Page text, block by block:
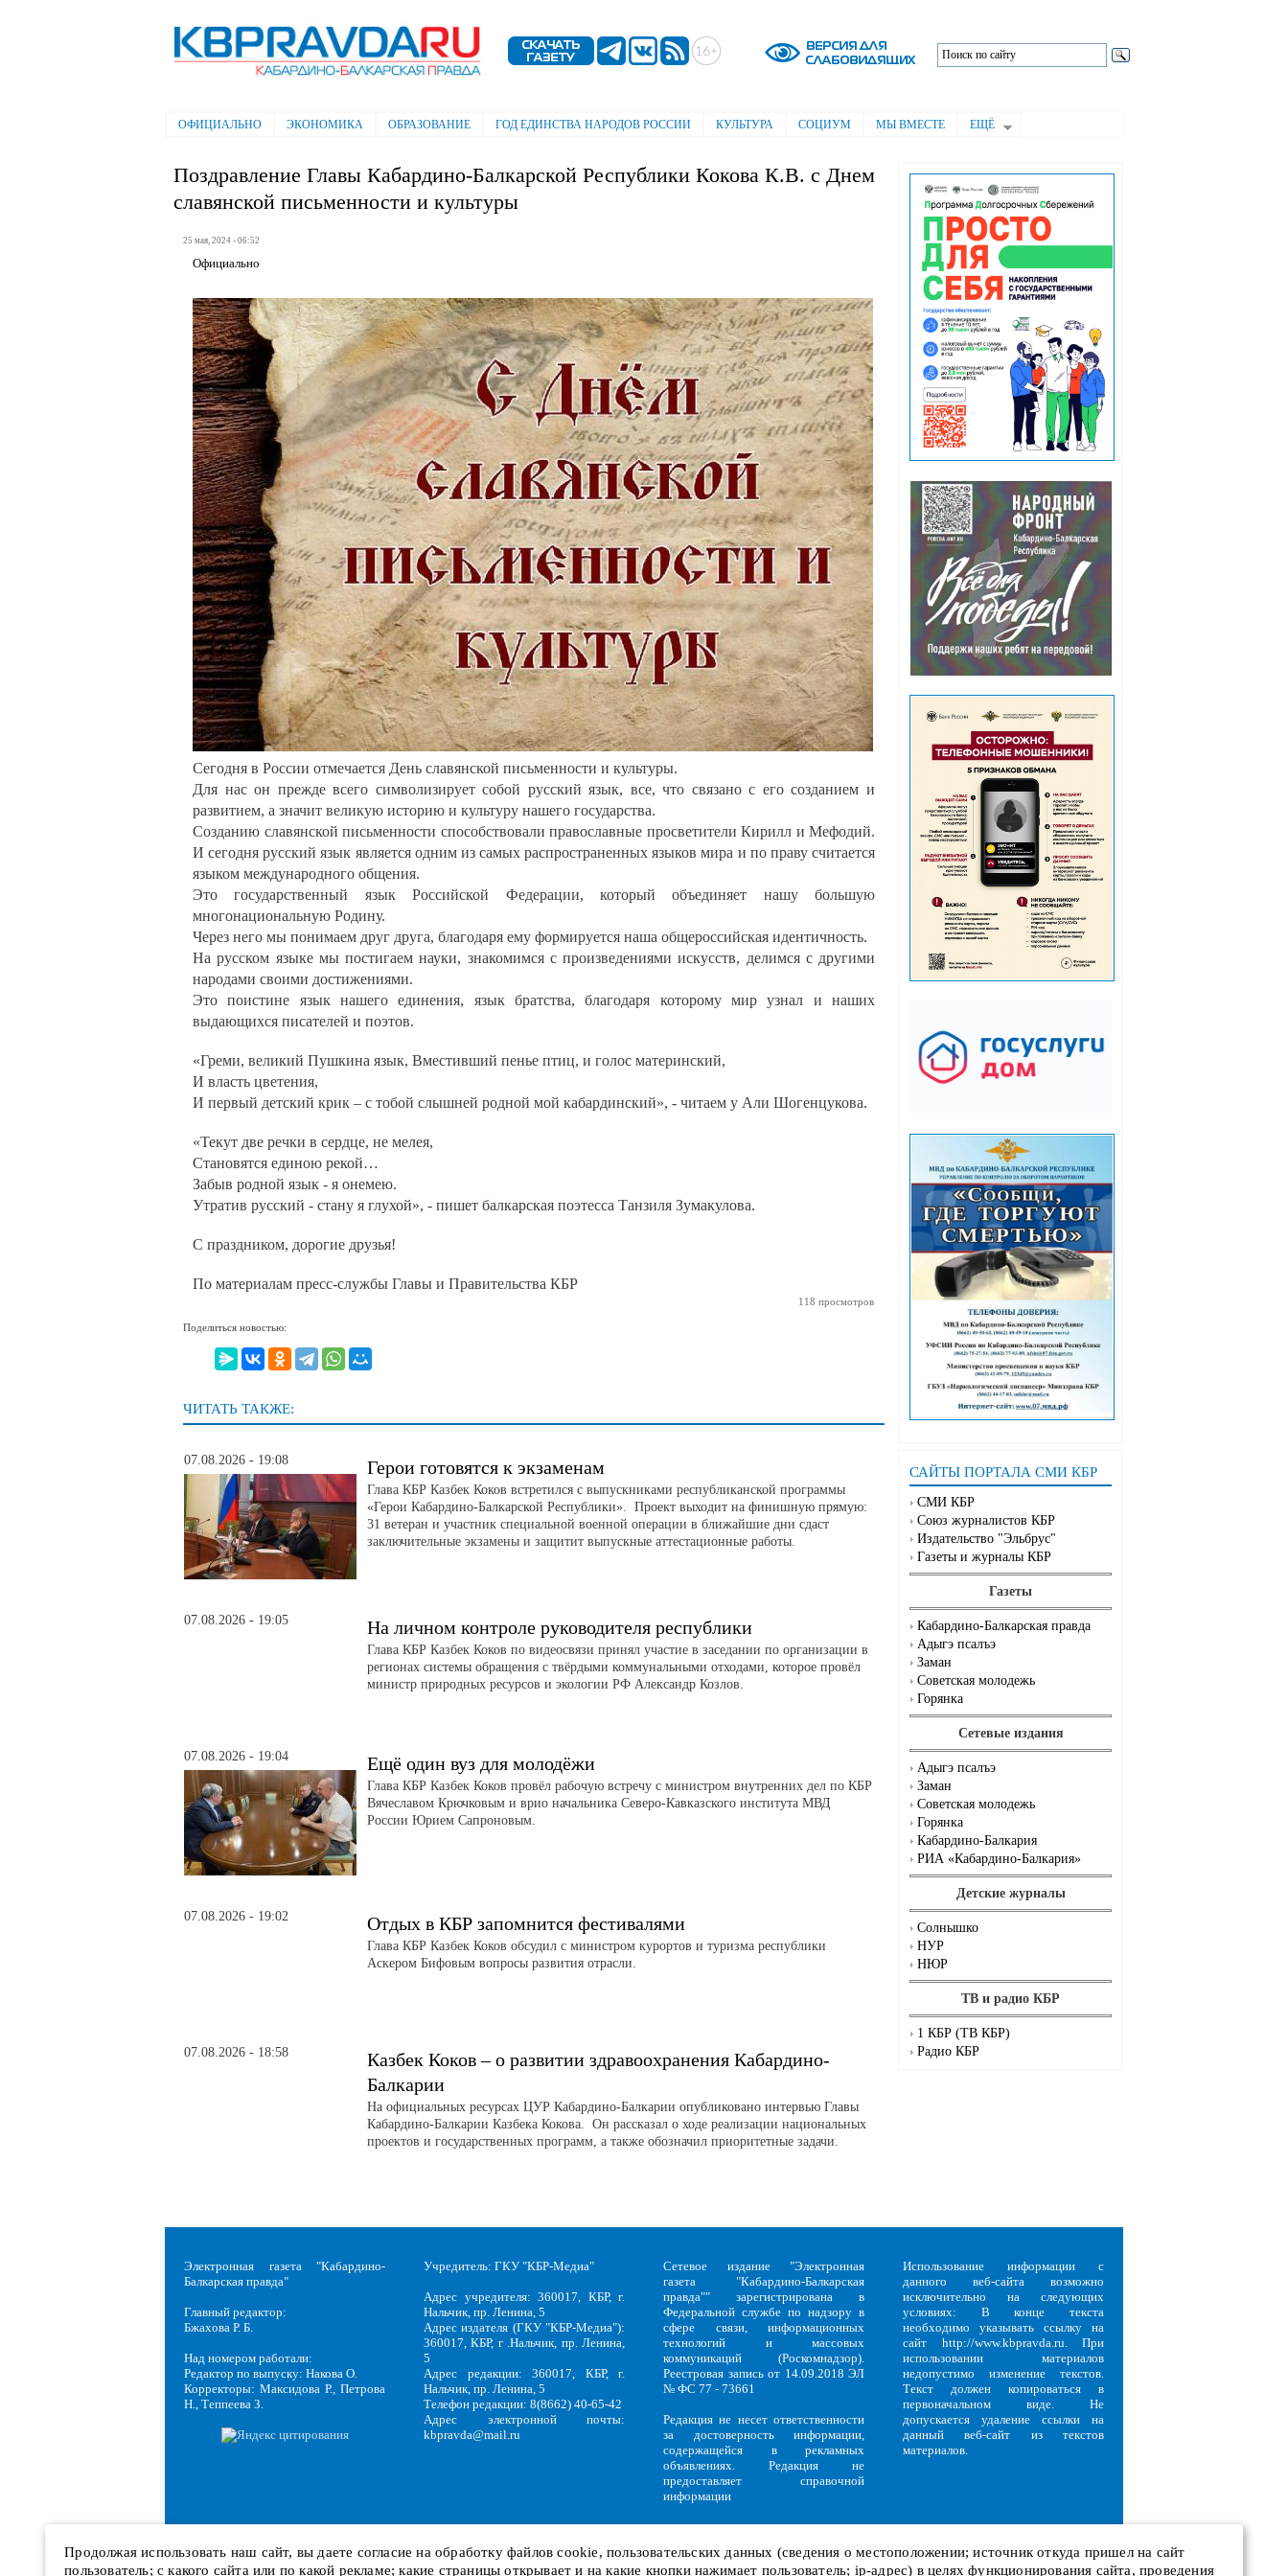
содержанию
Электронная газета "Кабардино-
Балкарская правда"
Главное меню
ОФИЦИАЛЬНО ЭКОНОМИКА ОБРАЗОВАНИЕ ГОД ЕДИНСТВА НАРОДОВ РОССИИ КУЛЬТУРА СОЦИУМ МЫ ВМЕСТЕ ЕЩЁ
САЙТЫ ПОРТАЛА СМИ КБР
СМИ КБР
Союз журналистов КБР
Издательство "Эльбрус"
Газеты и журналы КБР
Газеты
Кабардино-Балкарская правда
Адыгэ псалъэ
Заман
Советская молодежь
Горянка
Сетевые издания
Адыгэ псалъэ
Заман
Советская молодежь
Горянка
Кабардино-Балкария
РИА «Кабардино-Балкария»
Детские журналы
Солнышко
НУР
НЮР
ТВ и радио КБР
1 КБР (ТВ КБР)
Радио КБР
Поздравление Главы Кабардино-Балкарской Республики Кокова К.В. с Днем
славянской письменности и культуры
25 мая, 2024 - 06:52
Официально
Сегодня в России отмечается День славянской письменности и культуры.
Для нас он прежде всего символизирует собой русский язык, все, что связано с его созданием и
развитием, а значит великую историю и культуру нашего государства.
Созданию славянской письменности способствовали православные просветители Кирилл и Мефодий.
И сегодня русский язык является одним из самых распространенных языков мира и по праву считается
языком международного общения.
Это государственный язык Российской Федерации, который объединяет нашу большую
многонациональную Родину.
Через него мы понимаем друг друга, благодаря ему формируется наша общероссийская идентичность.
На русском языке мы постигаем науки, знакомимся с произведениями искусств, делимся с другими
народами своими достижениями.
Это поистине язык нашего единения, язык братства, благодаря которому мир узнал и наших
выдающихся писателей и поэтов.
«Греми, великий Пушкина язык, Вместивший пенье птиц, и голос материнский,
И власть цветения,
И первый детский крик – с тобой слышней родной мой кабардинский», - читаем у Али Шогенцукова.
«Текут две речки в сердце, не мелея,
Становятся единою рекой…
Забыв родной язык - я онемею.
Утратив русский - стану я глухой», - пишет балкарская поэтесса Танзиля Зумакулова.
С праздником, дорогие друзья!
По материалам пресс-службы Главы и Правительства КБР
118 просмотров
Поделиться новостью:
ЧИТАТЬ ТАКЖЕ:
07.08.2026 - 19:08 Герои готовятся к экзаменам
Глава КБР Казбек Коков встретился с выпускниками республиканской программы
«Герои Кабардино-Балкарской Республики». Проект выходит на финишную прямую:
31 ветеран и участник специальной военной операции в ближайшие дни сдаст
заключительные экзамены и защитит выпускные аттестационные работы.
07.08.2026 - 19:05 На личном контроле руководителя республики
Глава КБР Казбек Коков по видеосвязи принял участие в заседании по организации в
регионах системы обращения с твёрдыми коммунальными отходами, которое провёл
министр природных ресурсов и экологии РФ Александр Козлов.
07.08.2026 - 19:04 Ещё один вуз для молодёжи
Глава КБР Казбек Коков провёл рабочую встречу с министром внутренних дел по КБР
Вячеславом Крючковым и врио начальника Северо-Кавказского института МВД
России Юрием Сапроновым.
07.08.2026 - 19:02 Отдых в КБР запомнится фестивалями
Глава КБР Казбек Коков обсудил с министром курортов и туризма республики
Аскером Бифовым вопросы развития отрасли.
07.08.2026 - 18:58
Казбек Коков – о развитии здравоохранения Кабардино-
Балкарии
На официальных ресурсах ЦУР Кабардино-Балкарии опубликовано интервью Главы
Кабардино-Балкарии Казбека Кокова. Он рассказал о ходе реализации национальных
проектов и государственных программ, а также обозначил приоритетные задачи.
Электронная газета "Кабардино-
Балкарская правда"
Главный редактор:
Бжахова Р. Б.
Над номером работали:
Редактор по выпуску: Накова О.
Корректоры: Максидова Р., Петрова
Н., Теппеева З.
Учредитель: ГКУ "КБР-Медиа"
Адрес учредителя: 360017, КБР, г.
Нальчик, пр. Ленина, 5
Адрес издателя (ГКУ "КБР-Медиа"):
360017, КБР, г .Нальчик, пр. Ленина,
5
Адрес редакции: 360017, КБР, г.
Нальчик, пр. Ленина, 5
Телефон редакции: 8(8662) 40-65-42
Адрес электронной почты:
kbpravda@mail.ru
Сетевое издание "Электронная
газета "Кабардино-Балкарская
правда"" зарегистрирована в
Федеральной службе по надзору в
сфере связи, информационных
технологий и массовых
коммуникаций (Роскомнадзор).
Реестровая запись от 14.09.2018 ЭЛ
№ ФС 77 - 73661
Редакция не несет ответственности
за достоверность информации,
содержащейся в рекламных
объявлениях. Редакция не
предоставляет справочной
информации
Использование информации с
данного веб-сайта возможно
исключительно на следующих
условиях: В конце текста
необходимо указывать ссылку на
сайт http://www.kbpravda.ru. При
использовании материалов
недопустимо изменение текстов.
Текст должен копироваться в
первоначальном виде. Не
допускается удаление ссылки на
данный веб-сайт из текстов
материалов.
Политика обработки персональных данныхиПолитика конфиденциальности
Продолжая использовать наш сайт, вы даете согласие на обработку файловcookie, пользовательских данных (сведения о местоположении; источник откуда пришел на сайт
пользователь; с какого сайта или по какой рекламе; какие страницы открывает и на какие кнопки нажимает пользователь; ip-адрес) в целях функционирования сайта, проведения